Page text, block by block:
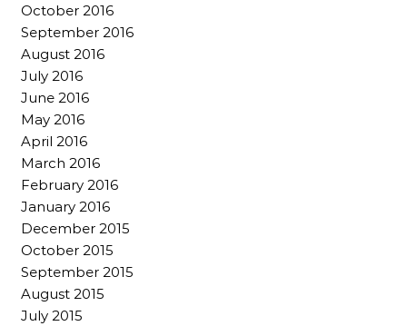
October 2016
September 2016
August 2016
July 2016
June 2016
May 2016
April 2016
March 2016
February 2016
January 2016
December 2015
October 2015
September 2015
August 2015
July 2015